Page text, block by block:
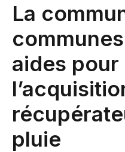
La
aides
pluie